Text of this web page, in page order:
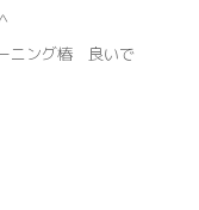
ニング椿 良いで